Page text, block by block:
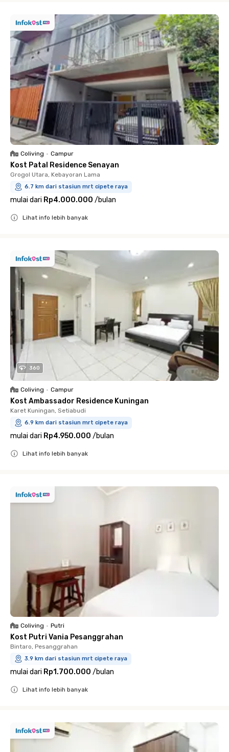
Coliving • Campur
Kost Patal Residence Senayan
Grogol Utara, Kebayoran Lama
6.7 km dari stasiun mrt cipete raya
mulai dari Rp4.000.000 /bulan
Lihat info lebih banyak
360
Coliving • Campur
Kost Ambassador Residence Kuningan
Karet Kuningan, Setiabudi
6.9 km dari stasiun mrt cipete raya
mulai dari Rp4.950.000 /bulan
Lihat info lebih banyak
Coliving • Putri
Kost Putri Vania Pesanggrahan
Bintaro, Pesanggrahan
3.9 km dari stasiun mrt cipete raya
mulai dari Rp1.700.000 /bulan
Lihat info lebih banyak